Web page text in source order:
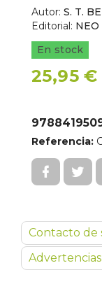
Autor: S. T.
Editorial: NEO
En stock
25,95 €
Referencia:
Contacto de